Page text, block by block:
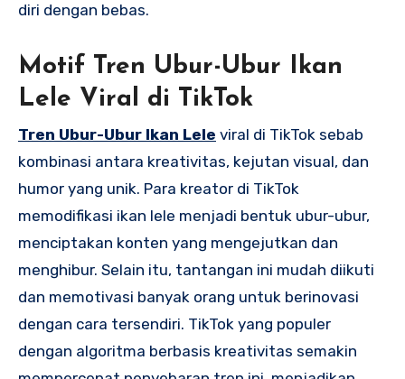
diri dengan bebas.
Motif Tren Ubur-Ubur Ikan
Lele Viral di TikTok
Tren Ubur-Ubur Ikan Lele viral di TikTok sebab
kombinasi antara kreativitas, kejutan visual, dan
humor yang unik. Para kreator di TikTok
memodifikasi ikan lele menjadi bentuk ubur-ubur,
menciptakan konten yang mengejutkan dan
menghibur. Selain itu, tantangan ini mudah diikuti
dan memotivasi banyak orang untuk berinovasi
dengan cara tersendiri. TikTok yang populer
dengan algoritma berbasis kreativitas semakin